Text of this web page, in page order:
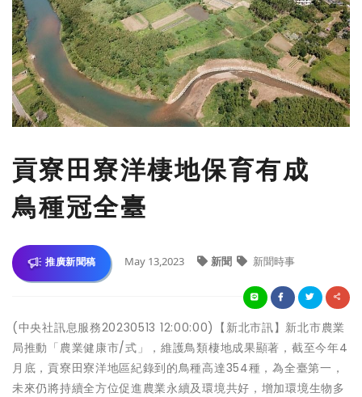
貢寮田寮洋棲地保育有成
鳥種冠全臺
推廣新聞稿 May 13,2023 新聞 新聞時事
(中央社訊息服務20230513 12:00:00)【新北市訊】新北市農業
局推動「農業健康市/式」，維護鳥類棲地成果顯著，截至今年4
月底，貢寮田寮洋地區紀錄到的鳥種高達354種，為全臺第一，
未來仍將持續全方位促進農業永續及環境共好，增加環境生物多